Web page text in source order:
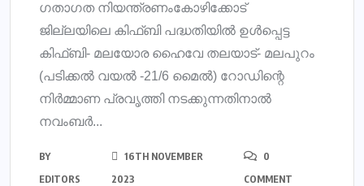
ഗതാഗത നിയന്ത്രണംകോഴിക്കോട്
ജില്ലയിലെ കിഫ്ബി പദ്ധതിയിൽ ഉൾപ്പെട്ട
കിഫ്ബി- മലയോര ഹൈവേ തലയാട്- മലപുറം
(പടിക്കൽ വയൽ -21/6 മൈൽ) റോഡിന്റെ
നിർമ്മാണ പ്രവൃത്തി നടക്കുന്നതിനാൽ
നവംബർ...
BY
EDITORS
16TH NOVEMBER
2023
0
COMMENT